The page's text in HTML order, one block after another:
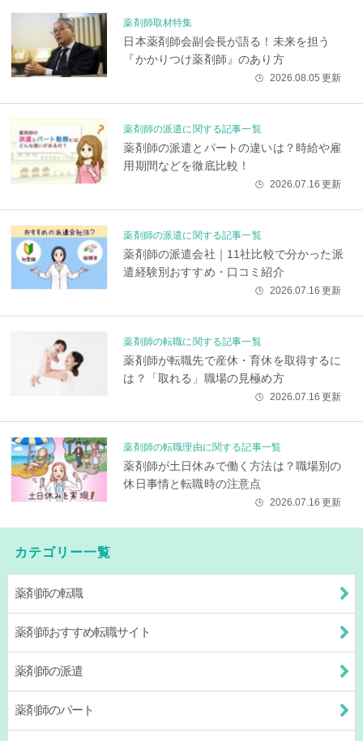
薬剤師取材特集
日本薬剤師会副会長が語る！未来を担う
『かかりつけ薬剤師』のあり方
🕒 2026.08.05 更新
薬剤師の派遣に関する記事一覧
薬剤師の派遣とパートの違いは？時給や雇
用期間などを徹底比較！
🕒 2026.07.16 更新
薬剤師の派遣に関する記事一覧
薬剤師の派遣会社｜11社比較で分かった派
遣経験別おすすめ・口コミ紹介
🕒 2026.07.16 更新
薬剤師の転職に関する記事一覧
薬剤師が転職先で産休・育休を取得するに
は？「取れる」職場の見極め方
🕒 2026.07.16 更新
薬剤師の転職理由に関する記事一覧
薬剤師が土日休みで働く方法は？職場別の
休日事情と転職時の注意点
🕒 2026.07.16 更新
カテゴリー一覧
薬剤師の転職
薬剤師おすすめ転職サイト
薬剤師の派遣
薬剤師のパート